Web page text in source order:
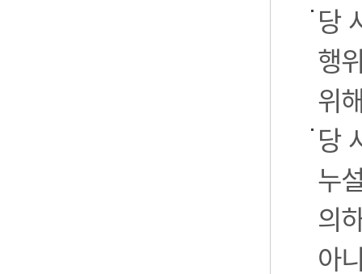
당
행
위
당
누
의
아